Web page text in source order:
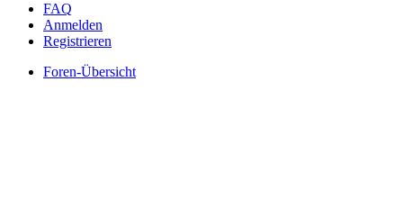
FAQ
Anmelden
Registrieren
Foren-Übersicht